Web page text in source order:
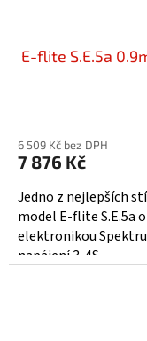
E-flite S.E.5a
6 509 Kč bez DPH
7 876 Kč
Jedno z nejlepších
model E-flite S.E.5a
elektronikou
napájení 3‑4S...